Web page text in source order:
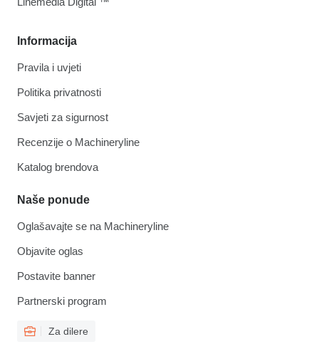
Informacija
Pravila i uvjeti
Politika privatnosti
Savjeti za sigurnost
Recenzije o Machineryline
Katalog brendova
Naše ponude
Oglašavajte se na Machineryline
Objavite oglas
Postavite banner
Partnerski program
Za dilere